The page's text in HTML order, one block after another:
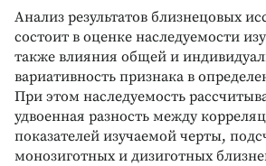
Анализ результатов близнецовых
состоит в оценке наследуемости
также влияния общей и
вариативность признака в
При этом наследуемость
удвоенная разность между
показателей изучаемой черты,
монозиготных и дизиготных